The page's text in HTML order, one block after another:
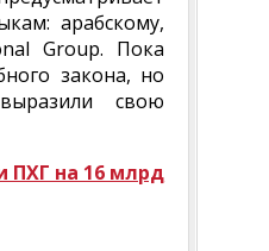
арабскому,
Group. Пока
закона, но
свою
ПХГ на 16 млрд